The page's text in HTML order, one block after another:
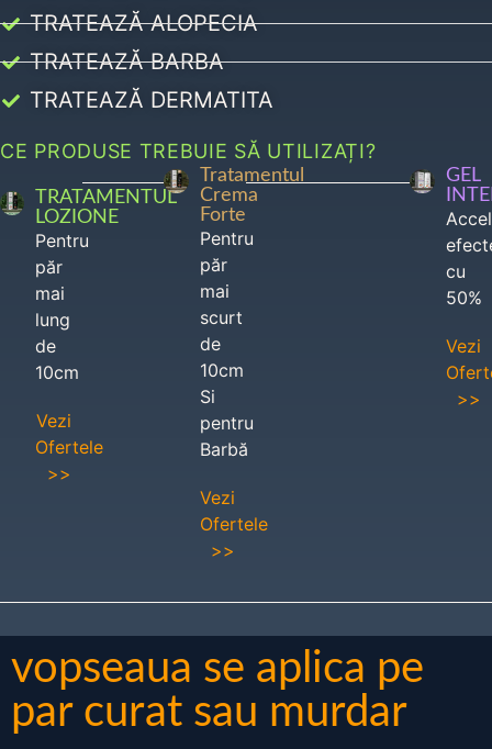
TRATEAZĂ ALOPECIA
TRATEAZĂ BARBA
TRATEAZĂ DERMATITA
CE PRODUSE TREBUIE SĂ UTILIZAȚI?
TRATAMENTUL
LOZIONE
Pentru
păr
mai
lung
de
10cm
Vezi
Ofertele
>>
Tratamentul
Crema
Forte
Pentru
păr
mai
scurt
de
10cm
Si
pentru
Barbă
Vezi
Ofertele
>>
GEL
cu
50%
Vezi
>>
vopseaua se aplica pe
par curat sau murdar